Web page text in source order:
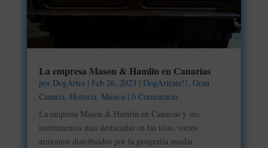
La empresa Mason & Hamlin en Canarias
por DogArtes| Feb 26, 2023 | DogArtéate!!, Gran
Canaria, Historia, Música| 0 Comentario
La empresa Mason & Hamlin en Canarias y sus
instrumentos más destacadas en las islas, varios
armonios distribuidos por la geografía insular.